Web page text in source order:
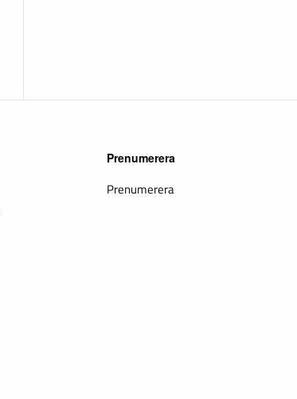
Prenumerera
Prenumerera